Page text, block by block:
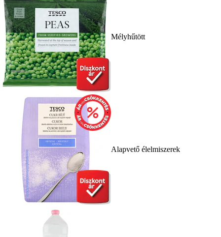
Mélyhűtött
Alapvető élelmiszerek